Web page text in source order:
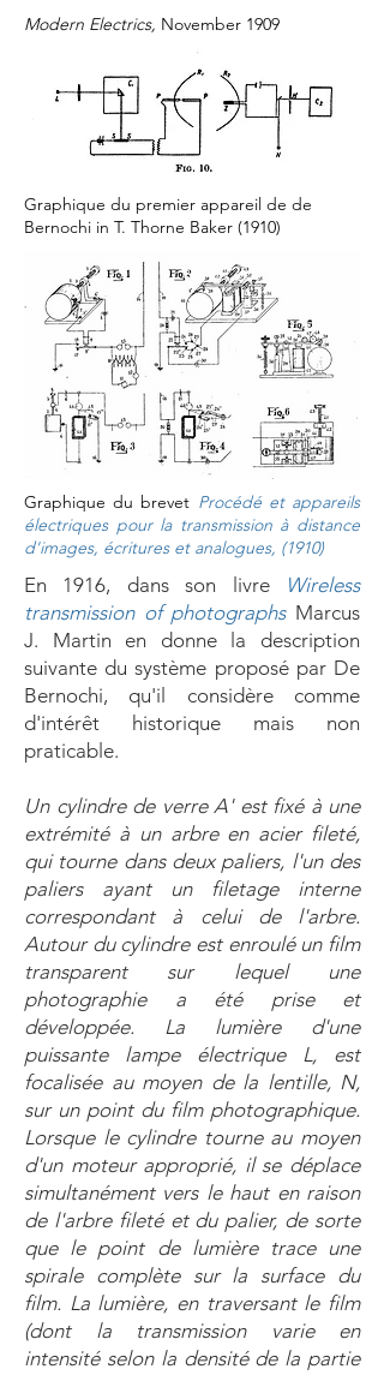
Modern Electrics, November 1909
Graphique du premier appareil de de
Bernochi in T. Thorne Baker (1910)
Graphique du brevet Procédé et appareils
électriques pour la transmission à distance
d'images, écritures et analogues, (1910)
En 1916, dans son livre
Wireless
transmission of photographsMarcus
J. Martin en donne la description
suivante du système proposé par De
Bernochi, qu'il considère comme
d'intérêt historique mais non
praticable.
Un cylindre de verre A' est fixé à une
extrémité à un arbre en acier fileté,
qui tourne dans deux paliers, l'un des
paliers ayant un filetage interne
correspondant à celui de l'arbre.
Autour du cylindre est enroulé un film
transparent sur lequel une
photographie a été prise et
développée. La lumière d'une
puissante lampe électrique L, est
focalisée au moyen de la lentille, N,
sur un point du film photographique.
Lorsque le cylindre tourne au moyen
d'un moteur approprié, il se déplace
simultanément vers le haut en raison
de l'arbre fileté et du palier, de sorte
que le point de lumière trace une
spirale complète sur la surface du
film. La lumière, en traversant le film
(dont la transmission varie en
intensité selon la densité de la partie